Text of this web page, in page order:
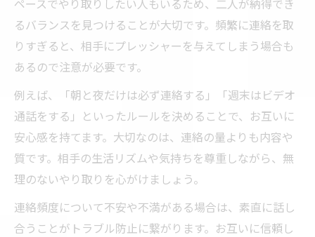
ペースでやり取りしたい人もいるため、二人が納得でき
るバランスを見つけることが大切です。頻繁に連絡を取
りすぎると、相手にプレッシャーを与えてしまう場合も
あるので注意が必要です。
例えば、「朝と夜だけは必ず連絡する」「週末はビデオ
通話をする」といったルールを決めることで、お互いに
安心感を持てます。大切なのは、連絡の量よりも内容や
質です。相手の生活リズムや気持ちを尊重しながら、無
理のないやり取りを心がけましょう。
連絡頻度について不安や不満がある場合は、素直に話し
合うことがトラブル防止に繋がります。お互いに信頼し